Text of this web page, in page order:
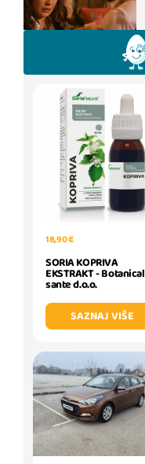
18,90 €
SORIA KOPRIVA
EKSTRAKT - Botanical
sante d.o.o.
SAZNAJ VIŠE